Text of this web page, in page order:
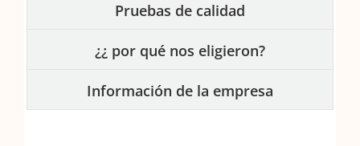
Pruebas de calidad
¿¿ por qué nos eligieron?
Información de la empresa